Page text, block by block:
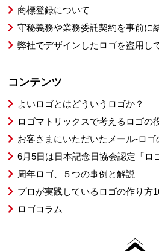
商標登録について
守秘義務や業務委託契約を事前に
弊社でデザインしたロゴを盗用し
コンテンツ
よいロゴとはどういうロゴか？
ロゴマトリックスで考えるロゴの
お客さまにいただいたメール-ロゴ
6月5日は日本記念日協会認定「ロ
周年ロゴ、５つの事例と解説
プロが実践しているロゴの作り方
ロゴコラム